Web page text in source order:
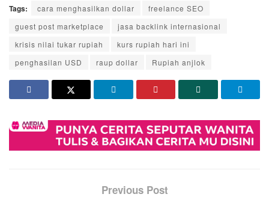
Tags: cara menghasilkan dollar
freelance SEO
guest post marketplace
jasa backlink internasional
krisis nilai tukar rupiah
kurs rupiah hari ini
penghasilan USD
raup dollar Rupiah anjlok
Previous Post